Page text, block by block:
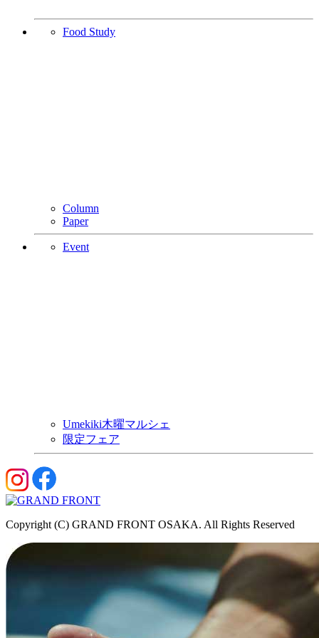
Food Study
Column
Paper
Event
Umekiki木曜マルシェ
限定フェア
Copyright (C) GRAND FRONT OSAKA. All Rights Reserved